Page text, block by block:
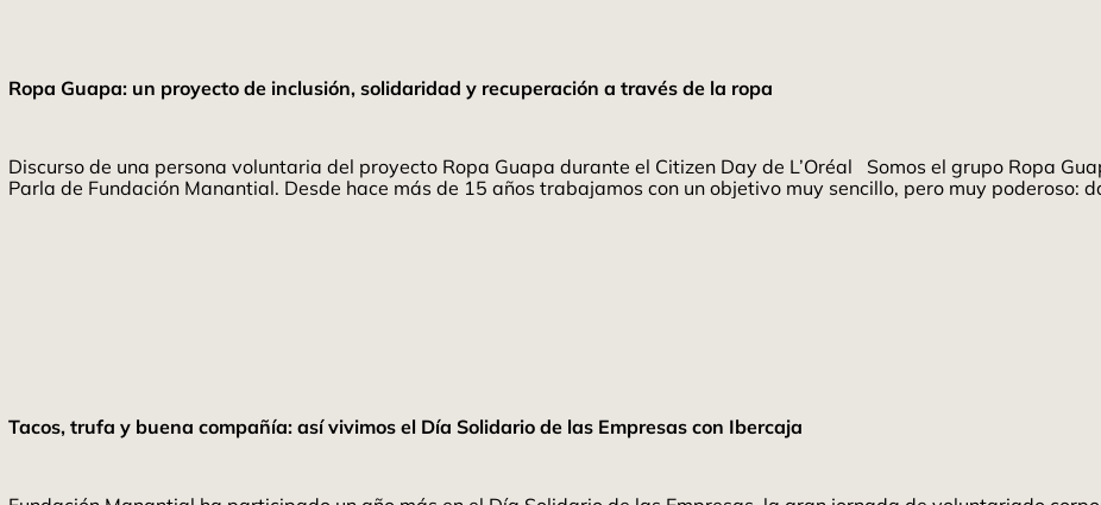
Ropa Guapa: un proyecto de inclusión, solidaridad y recuperación a través de la ropa
Discurso de una persona voluntaria del proyecto Ropa Guapa durante el Citizen Day de L’Oréal Somos el grupo Ropa
Parla de Fundación Manantial. Desde hace más de 15 años trabajamos con un objetivo muy sencillo, pero muy poderoso:
Tacos, trufa y buena compañía: así vivimos el Día Solidario de las Empresas con Ibercaja